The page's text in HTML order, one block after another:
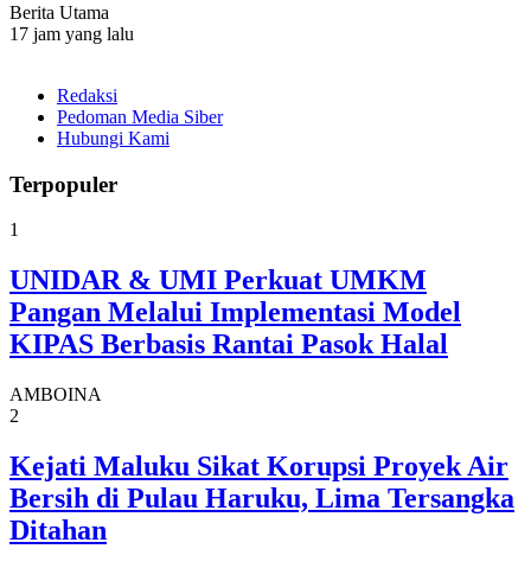
Berita Utama
17 jam yang lalu
Redaksi
Pedoman Media Siber
Hubungi Kami
Terpopuler
1
UNIDAR & UMI Perkuat UMKM
Pangan Melalui Implementasi Model
KIPAS Berbasis Rantai Pasok Halal
AMBOINA
2
Kejati Maluku Sikat Korupsi Proyek Air
Bersih di Pulau Haruku, Lima Tersangka
Ditahan